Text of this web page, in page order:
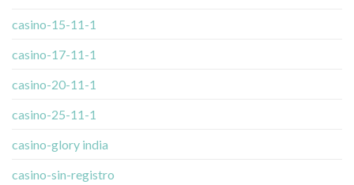
casino-15-11-1
casino-17-11-1
casino-20-11-1
casino-25-11-1
casino-glory india
casino-sin-registro